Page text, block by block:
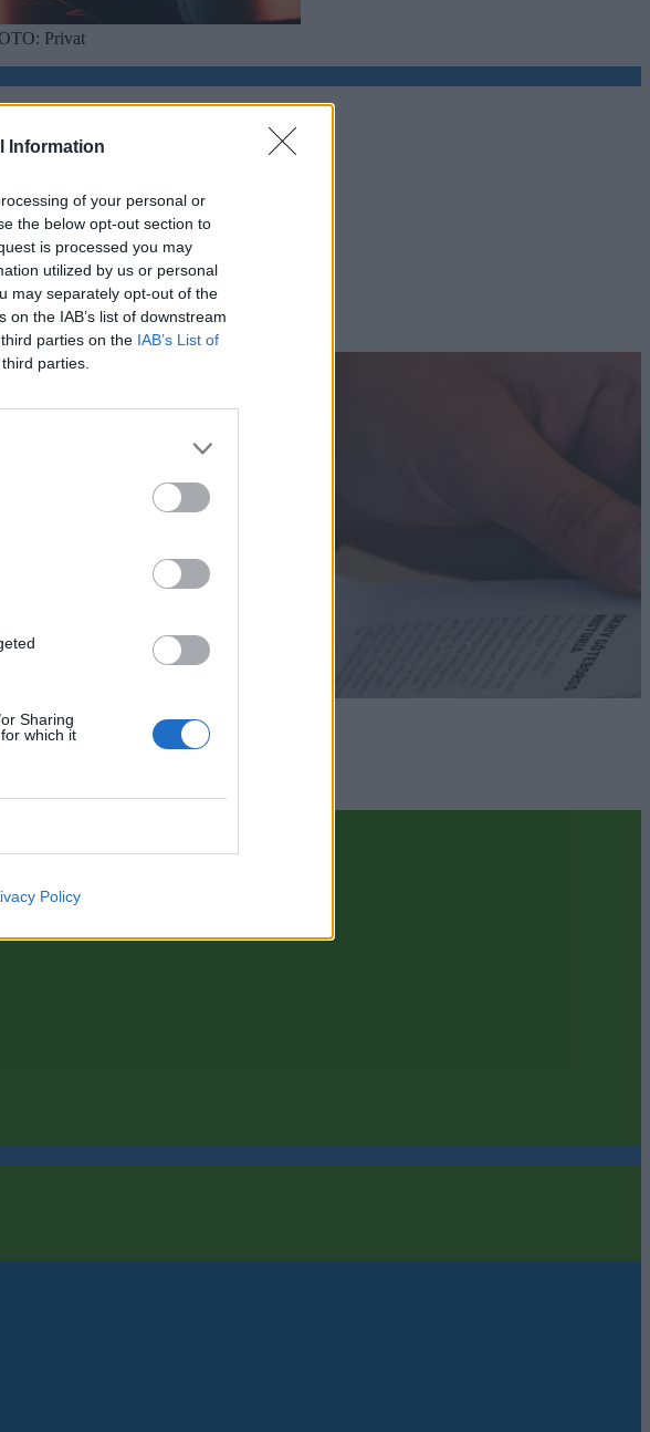
Information
of your personal or
the below opt-out section to
is processed you may
utilized by us or personal
may separately opt-out of the
the IAB’s list of downstream
parties on the IAB’s List of
parties.
Sharing
which it
Policy
Privat